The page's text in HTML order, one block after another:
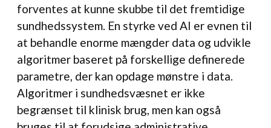
forventes at kunne skubbe til det fremtidige
sundhedssystem. En styrke ved AI er evnen til
at behandle enorme mængder data og udvikle
algoritmer baseret på forskellige definerede
parametre, der kan opdage mønstre i data.
Algoritmer i sundhedsvæsnet er ikke
begrænset til klinisk brug, men kan også